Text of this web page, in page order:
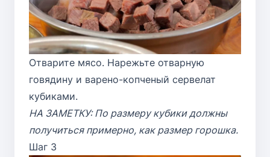
Отварите мясо. Нарежьте отварную
говядину и варено-копченый сервелат
кубиками.
НА ЗАМЕТКУ: По размеру кубики должны
получиться примерно, как размер горошка.
Шаг 3